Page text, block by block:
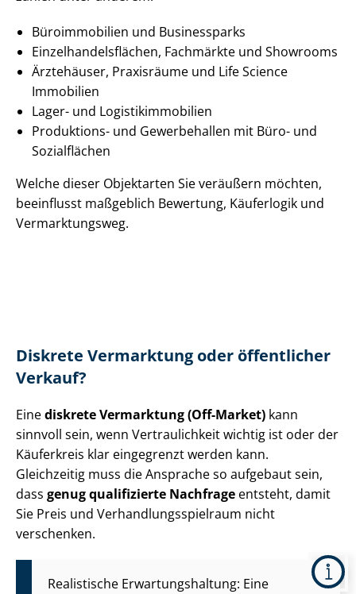
Büroimmobilien und Businessparks
Ein­zel­han­dels­flä­chen, Fachmärkte und Showrooms
Ärztehäuser, Praxisräume und Life Science
Immobilien
Lager- und Lo­gis­tik­im­mo­bi­li­en
Produktions- und Gewerbehallen mit Büro- und
Sozialflächen
Welche dieser Objektarten Sie veräußern möchten,
beeinflusst maßgeblich Bewertung, Käuferlogik und
Vermarktungsweg.
Diskrete Vermarktung oder öffentlicher
Verkauf?
Einediskrete Vermarktung (Off-Market) kann
sinnvoll sein, wenn Vertraulichkeit wichtig ist oder der
Käuferkreis klar eingegrenzt werden kann.
Gleichzeitig muss die Ansprache so aufgebaut sein,
dass genug qualifizierte Nachfrage entsteht, damit
Sie Preis und Ver­hand­lungs­spiel­raum nicht
verschenken.
Realistische Er­war­tungs­hal­tung: Eine